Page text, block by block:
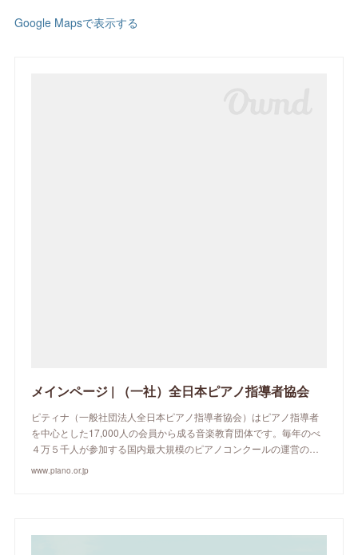
Google Mapsで表示する
メインページ | （一社）全日本ピアノ指導者協会
ピティナ（一般社団法人全日本ピアノ指導者協会）はピアノ指導者
を中心とした17,000人の会員から成る音楽教育団体です。毎年のべ
４万５千人が参加する国内最大規模のピアノコンクールの運営の…
www.piano.or.jp